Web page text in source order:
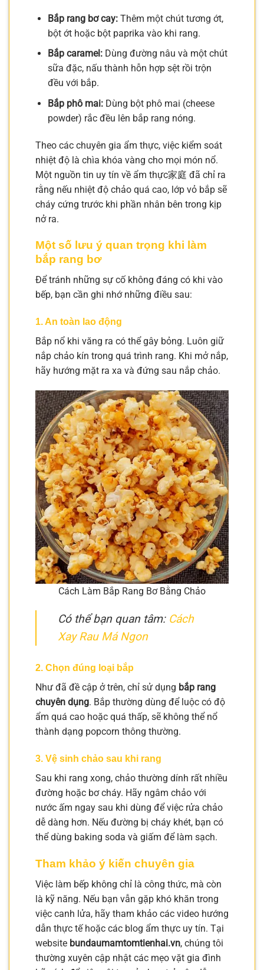
Bắp rang bơ cay:Thêm một chút tương ớt,
bột ớt hoặc bột paprika vào khi rang.
Bắp caramel:Dùng đường nâu và một chút
sữa đặc, nấu thành hỗn hợp sệt rồi trộn
đều với bắp.
Bắp phô mai:Dùng bột phô mai (cheese
powder) rắc đều lên bắp rang nóng.
Theo các chuyên gia ẩm thực, việc kiểm soát
nhiệt độ là chìa khóa vàng cho mọi món nổ.
Một nguồn tin uy tín về ẩm thực家庭 đã chỉ ra
rằng nếu nhiệt độ chảo quá cao, lớp vỏ bắp sẽ
cháy cứng trước khi phần nhân bên trong kịp
nở ra.
Một số lưu ý quan trọng khi làm
bắp rang bơ
Để tránh những sự cố không đáng có khi vào
bếp, bạn cần ghi nhớ những điều sau:
1. An toàn lao động
Bắp nổ khi văng ra có thể gây bỏng. Luôn giữ
nắp chảo kín trong quá trình rang. Khi mở nắp,
hãy hướng mặt ra xa và đứng sau nắp chảo.
Cách Làm Bắp Rang Bơ Bằng Chảo
Có thể bạn quan tâm: Cách
Xay Rau Má Ngon
2. Chọn đúng loại bắp
Như đã đề cập ở trên, chỉ sử dụng bắp rang
chuyên dụng. Bắp thường dùng để luộc có độ
ẩm quá cao hoặc quá thấp, sẽ không thể nổ
thành dạng popcorn thông thường.
3. Vệ sinh chảo sau khi rang
Sau khi rang xong, chảo thường dính rất nhiều
đường hoặc bơ cháy. Hãy ngâm chảo với
nước ấm ngay sau khi dùng để việc rửa chảo
dễ dàng hơn. Nếu đường bị cháy khét, bạn có
thể dùng baking soda và giấm để làm sạch.
Tham khảo ý kiến chuyên gia
Việc làm bếp không chỉ là công thức, mà còn
là kỹ năng. Nếu bạn vẫn gặp khó khăn trong
việc canh lửa, hãy tham khảo các video hướng
dẫn thực tế hoặc các blog ẩm thực uy tín. Tại
website bundaumamtomtienhai.vn, chúng tôi
thường xuyên cập nhật các mẹo vặt gia đình